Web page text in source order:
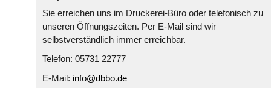
Sie erreichen uns im Druckerei-Büro oder telefonisch zu
unseren Öffnungszeiten. Per E-Mail sind wir
selbstverständlich immer erreichbar.
Telefon: 05731 22777
E-Mail: info@dbbo.de